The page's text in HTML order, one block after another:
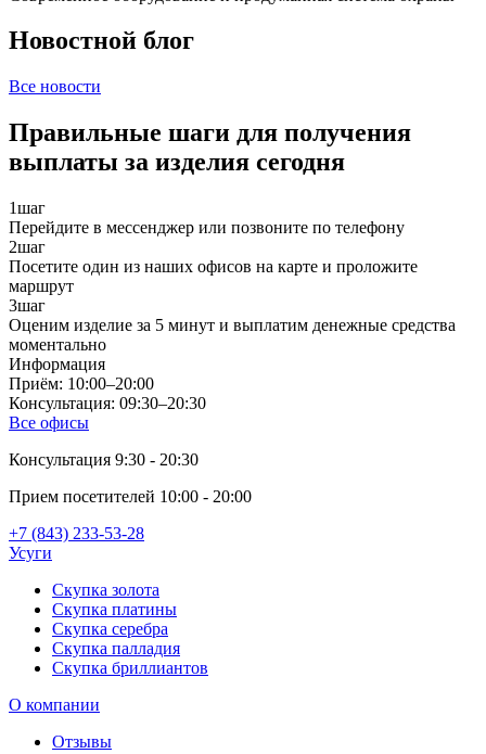
Новостной блог
Все новости
Правильные шаги для получения
выплаты за изделия сегодня
1шаг
Перейдите в мессенджер или позвоните по телефону
2шаг
Посетите один из наших офисов на карте и проложите
маршрут
3шаг
Оценим изделие за 5 минут и выплатим денежные средства
моментально
Информация
Приём: 10:00–20:00
Консультация: 09:30–20:30
Все офисы
Консультация 9:30 - 20:30
Прием посетителей 10:00 - 20:00
+7 (843) 233-53-28
Усуги
Скупка золота
Скупка платины
Скупка серебра
Скупка палладия
Скупка бриллиантов
О компании
Отзывы